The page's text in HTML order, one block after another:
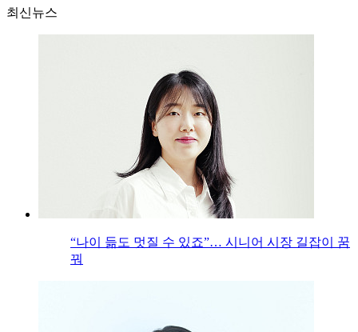
최신뉴스
“나이 듦도 멋질 수 있죠”… 시니어 시장 길잡이 꿈
꿔